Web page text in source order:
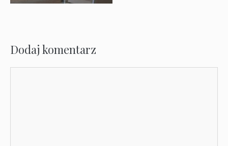
Dodaj komentarz